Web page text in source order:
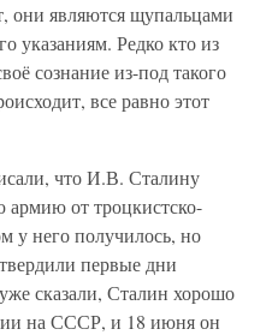
они являются щупальцами
указаниям. Редко кто из
сознание из-под такого
все равно этот
что И.В. Сталину
армию от троцкистско-
у него получилось, но
первые дни
сказали, Сталин хорошо
на СССР, и 18 июня он